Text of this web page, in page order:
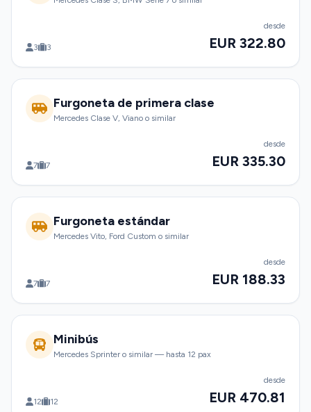
3 3
desde
EUR 322.80
Furgoneta de primera clase
Mercedes Clase V, Viano o similar
7 7
desde
EUR 335.30
Furgoneta estándar
Mercedes Vito, Ford Custom o similar
7 7
desde
EUR 188.33
Minibús
Mercedes Sprinter o similar — hasta 12 pax
12 12
desde
EUR 470.81